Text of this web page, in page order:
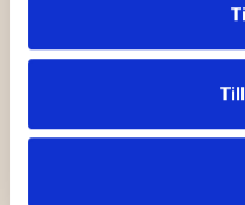
HAMMERSHUS FAIRTRADE
HARTGUT
SHOP